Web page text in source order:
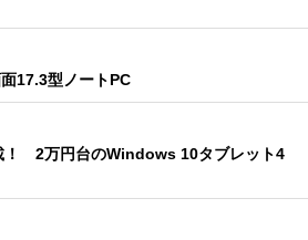
17.3型ノートPC
2万円台のWindows 10タブレット4